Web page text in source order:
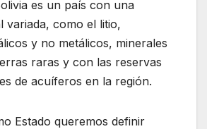
es un país con una
variada, como el litio,
y no metálicos, minerales
raras y con las reservas
de acuíferos en la región.
Estado queremos definir